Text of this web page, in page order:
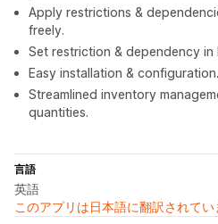
Apply restrictions &
freely.
Set restriction & dependency
Easy installation & configuration.
Streamlined inventory
quantities.
言語
英語
このアプリは日本語に翻訳されてい